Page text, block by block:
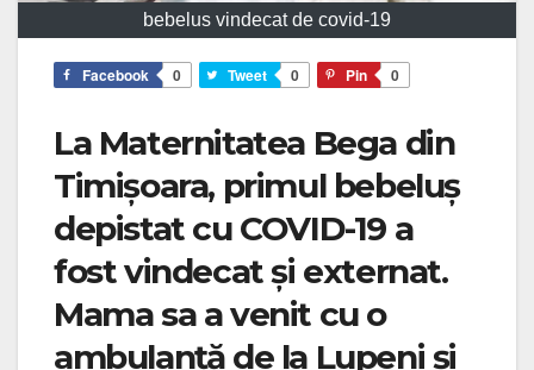
bebelus vindecat de covid-19
Facebook 0 Tweet 0 Pin 0
La Maternitatea Bega din
Timișoara, primul bebeluș
depistat cu COVID-19 a
fost vindecat și externat.
Mama sa a venit cu o
ambulanță de la Lupeni și